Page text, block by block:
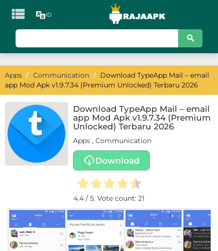
 ID
Games
Action
Arcade
Board
Card
Casual
Educational
Apps / Communication / Download TypeApp Mail – email
app Mod Apk v1.9.7.34 (Premium Unlocked) Terbaru 2026
Download TypeApp Mail – email
app Mod Apk v1.9.7.34 (Premium
Unlocked) Terbaru 2026
Apps , Communication
Download
4.4 / 5. Vote count: 21